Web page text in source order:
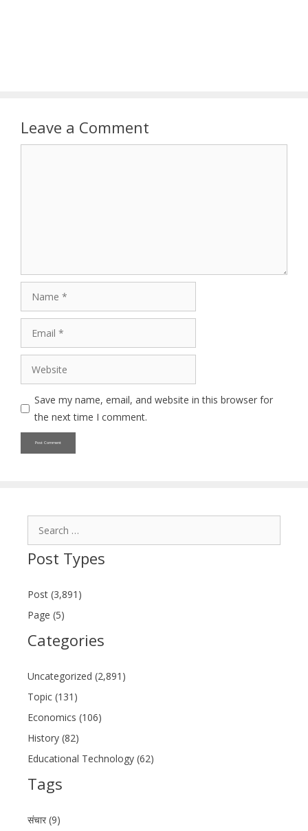
Leave a Comment
Website
Save my name, email, and website in this browser for
the next time I comment.
Post Types
Post (3,891)
Page (5)
Categories
Uncategorized (2,891)
Topic (131)
Economics (106)
History (82)
Educational Technology (62)
Tags
संचार (9)